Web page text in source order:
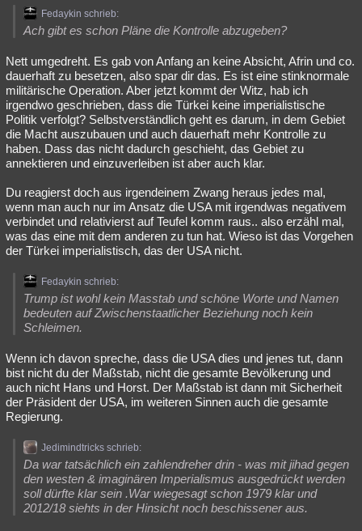
Fedaykin schrieb:
Ach gibt es schon Pläne die Kontrolle abzugeben?
Nett umgedreht. Es gab von Anfang an keine Absicht, Afrin und co.
dauerhaft zu besetzen, also spar dir das. Es ist eine stinknormale
militärische Operation. Aber jetzt kommt der Witz, hab ich
irgendwo geschrieben, dass die Türkei keine imperialistische
Politik verfolgt? Selbstverständlich geht es darum, in dem Gebiet
die Macht auszubauen und auch dauerhaft mehr Kontrolle zu
haben. Dass das nicht dadurch geschieht, das Gebiet zu
annektieren und einzuverleiben ist aber auch klar.
Du reagierst doch aus irgendeinem Zwang heraus jedes mal,
wenn man auch nur im Ansatz die USA mit irgendwas negativem
verbindet und relativierst auf Teufel komm raus.. also erzähl mal,
was das eine mit dem anderen zu tun hat. Wieso ist das Vorgehen
der Türkei imperialistisch, das der USA nicht.
Fedaykin schrieb:
Trump ist wohl kein Masstab und schöne Worte und Namen
bedeuten auf Zwischenstaatlicher Beziehung noch kein
Schleimen.
Wenn ich davon spreche, dass die USA dies und jenes tut, dann
bist nicht du der Maßstab, nicht die gesamte Bevölkerung und
auch nicht Hans und Horst. Der Maßstab ist dann mit Sicherheit
der Präsident der USA, im weiteren Sinnen auch die gesamte
Regierung.
Jedimindtricks schrieb:
Da war tatsächlich ein zahlendreher drin - was mit jihad gegen
den westen & imaginären Imperialismus ausgedrückt werden
soll dürfte klar sein .War wiegesagt schon 1979 klar und
2012/18 siehts in der Hinsicht noch beschissener aus.